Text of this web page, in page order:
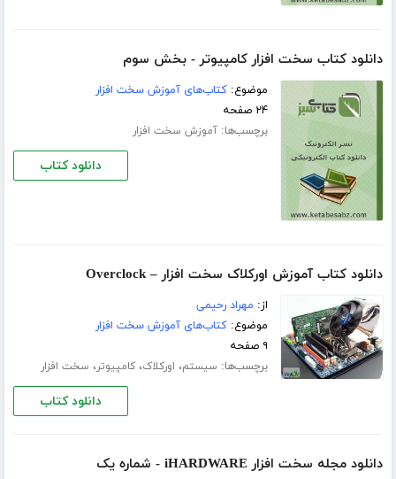
دانلود کتاب سخت افزار کامپیوتر - بخش سوم
موضوع:کتاب‌های آموزش سخت افزار
۲۴ صفحه
برچسب‌ها:آموزش سخت افزار
دانلود کتاب
دانلود کتاب آموزش اورکلاک سخت افزار – Overclock
از: مهراد رحیمی
موضوع:کتاب‌های آموزش سخت افزار
۹ صفحه
برچسب‌ها: سیستم، اورکلاک،کامپیوتر، سخت افزار
دانلود کتاب
دانلود مجله سخت افزار iHARDWARE - شماره یک